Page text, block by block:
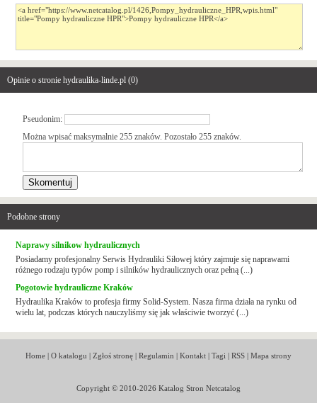
Opinie o stronie hydraulika-linde.pl (0)
Pseudonim:
Można wpisać maksymalnie 255 znaków. Pozostało255 znaków.
Podobne strony
Naprawy silnikow hydraulicznych
Posiadamy profesjonalny Serwis Hydrauliki Siłowej który zajmuje się naprawami
różnego rodzaju typów pomp i silników hydraulicznych oraz pełną (...)
Pogotowie hydrauliczne Kraków
Hydraulika Kraków to profesja firmy Solid-System. Nasza firma działa na rynku od
wielu lat, podczas których nauczyliśmy się jak właściwie tworzyć (...)
Home| O katalogu | Zgłoś stronę| Regulamin | Kontakt| Tagi | RSS| Mapa strony
Copyright © 2010-2026 Katalog Stron Netcatalog